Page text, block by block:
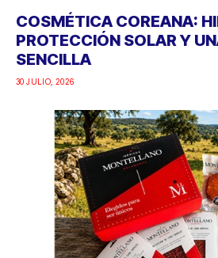
COSMÉTICA COREANA:
PROTECCIÓN SOLAR Y
SENCILLA
30 JULIO, 2026